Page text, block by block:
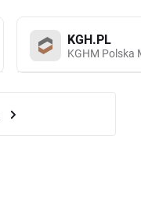
KGH.PL
KGHM Polska